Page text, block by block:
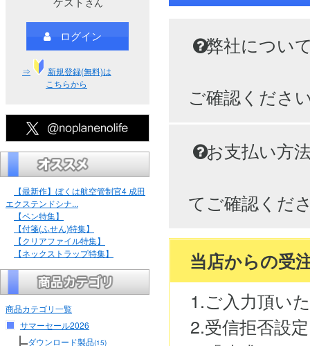
ログイン
⇒
新規登録(無料)は
こちらから
【最新作】ぼくは航空管制官4 成田
エクステンドシナ...
【ペン特集】
【付箋(ふせん)特集】
【クリアファイル特集】
【ネックストラップ特集】
商品カテゴリ一覧
サマーセール2026
ダウンロード製品(15)
弊社につい
ご確認くださ
お支払い方
てご確認くだ
当店からの受
1.ご入力頂い
2.受信拒否設